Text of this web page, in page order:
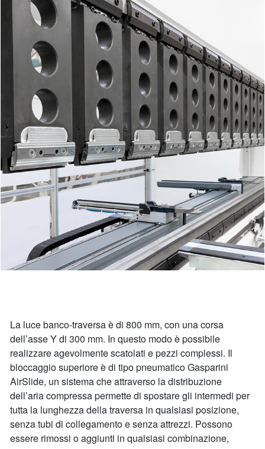
La luce banco-traversa è di 800 mm, con una corsa
dell’asse Y di 300 mm. In questo modo è possibile
realizzare agevolmente scatolati e pezzi complessi. Il
bloccaggio superiore è di tipo pneumatico Gasparini
AirSlide, un sistema che attraverso la distribuzione
dell’aria compressa permette di spostare gli intermedi per
tutta la lunghezza della traversa in qualsiasi posizione,
senza tubi di collegamento e senza attrezzi. Possono
essere rimossi o aggiunti in qualsiasi combinazione,